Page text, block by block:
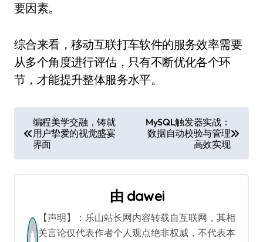
要因素。
综合来看，移动互联打车软件的服务效率需要
从多个角度进行评估，只有不断优化各个环
节，才能提升整体服务水平。
章
导
编程美学交融，铸就
用户挚爱的视觉盛宴
界面
MySQL触发器实战：
数据自动校验与管理
高效实现
由 dawei
【声明】：乐山站长网内容转载自互联网，其相
关言论仅代表作者个人观点绝非权威，不代表本